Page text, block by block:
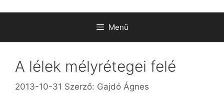
Menü
A lélek mélyrétegei felé
2013-10-31 Szerző: Gajdó Ágnes